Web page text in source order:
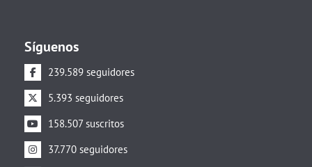
Síguenos
239.589 seguidores
5.393 seguidores
158.507 suscritos
37.770 seguidores